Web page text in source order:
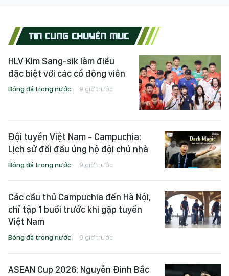
TIN CÙNG CHUYÊN MỤC
HLV Kim Sang-sik làm điều
đặc biệt với các cổ động viên
Bóng đá trong nước 9 giờ trước
Đội tuyển Việt Nam - Campuchia:
Lịch sử đối đầu ủng hộ đội chủ nhà
Bóng đá trong nước 9 giờ trước
Các cầu thủ Campuchia đến Hà Nội,
chỉ tập 1 buổi trước khi gặp tuyển
Việt Nam
Bóng đá trong nước 9 giờ trước
ASEAN Cup 2026: Nguyễn Đình Bắc